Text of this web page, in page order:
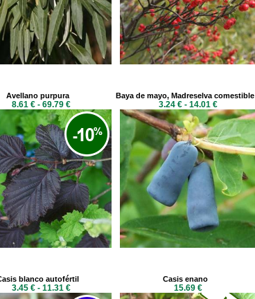
Avellano purpura
8.61 € - 69.79 €
Baya de mayo, Madreselva comestible
3.24 € - 14.01 €
blanco autofértil
3.45 € - 11.31 €
Casis enano
15.69 €